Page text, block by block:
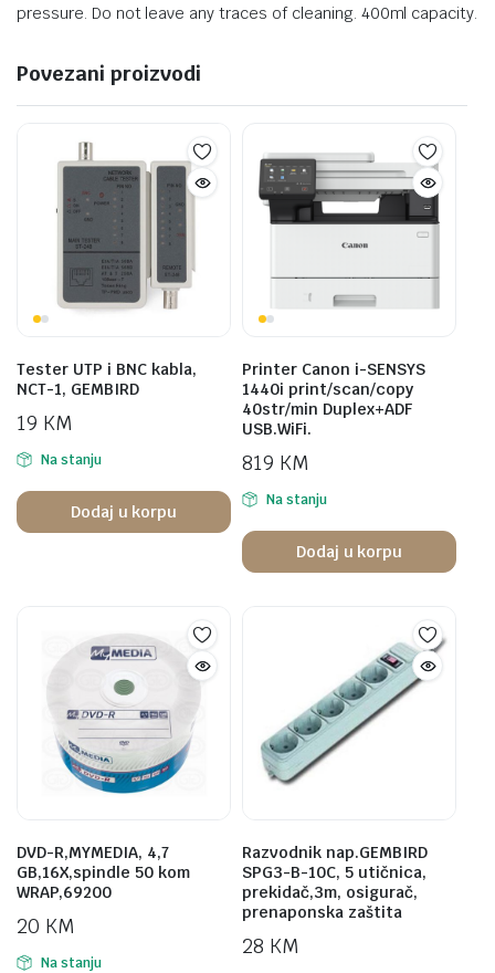
pressure. Do not leave any traces of cleaning. 400ml capacity.
Povezani proizvodi
Tester UTP i BNC kabla,
NCT-1, GEMBIRD
19 KM
Na stanju
Dodaj u korpu
Printer Canon i-SENSYS
1440i print/scan/copy
40str/min Duplex+ADF
USB.WiFi.
819 KM
Na stanju
Dodaj u korpu
DVD-R,MYMEDIA, 4,7
GB,16X,spindle 50 kom
WRAP,69200
20 KM
Na stanju
Razvodnik nap.GEMBIRD
SPG3-B-10C, 5 utičnica,
prekidač,3m, osigurač,
prenaponska zaštita
28 KM